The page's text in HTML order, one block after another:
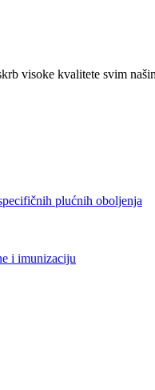
visoke kvalitete svim
plućnih oboljenja
i imunizaciju